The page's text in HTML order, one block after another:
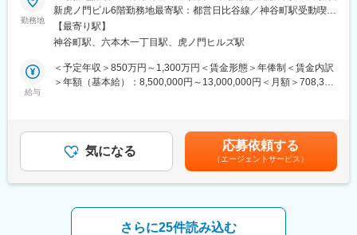
ェクトチームの構築・育成を担い、メンバーへの指導、コーチン
グ、メンタリングを実施します。リソース計画や課題管理を通じ
てチーム運営を最適化し、円滑なコミュニケーションと協働を促
加えて、規制当局や倫理委員会への申請・文書管理の監督、新規
案件獲得に向けた提案活動（Bid Defense）への参加など、ビジネ
・転勤無
・フルフレックス
■仕事内容：
・担当チーム（目安：10-20名規模）のリソース配分、採用、育
成、およ
びパフォーマンスマネジメントを実施
・各試験のSite Activation（Feasibility～Activation）がチームによ
り適切
に計画・実行されるよう、体制構築、育成および必要な支援を通
・Utilization、KPI、デリバリー指標をモニタリングし、継続的改
善を実
じた最適な体制を構築し運営
・BDおよびProposal活動に参画し、立ち上げ戦略、リソース計画
勤務地
新虎ノ門ビル6階勤務地最寄駅：都営日比谷線／神谷町駅受動喫煙
対策：屋内全面禁煙変更の範囲：会社の定める事業所
【最寄り駅】
神谷町駅、六本木一丁目駅、虎ノ門ヒルズ駅
給与
＜予定年収＞850万円～1,300万円＜賃金形態＞年俸制＜賃金内訳
＞年額（基本給）：8,500,000円～13,000,000円＜月額＞708,333
額であり、選考を通じて上下する可能性があります。月給(月額)は
固定手当を含めた表記です。
気になる 応募依頼する
（エージェントサービス）
さらに25件読み込む